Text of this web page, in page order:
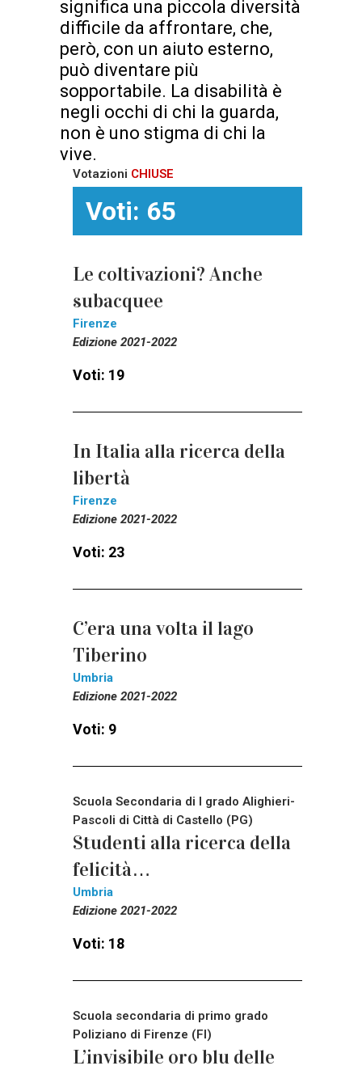
significa una piccola diversità
difficile da affrontare, che,
però, con un aiuto esterno,
può diventare più
sopportabile. La disabilità è
negli occhi di chi la guarda,
non è uno stigma di chi la
vive.
Votazioni CHIUSE
Voti: 65
Le coltivazioni? Anche
subacquee
Firenze
Edizione 2021-2022
Voti: 19
In Italia alla ricerca della
libertà
Firenze
Edizione 2021-2022
Voti: 23
C’era una volta il lago
Tiberino
Umbria
Edizione 2021-2022
Voti: 9
Scuola Secondaria di I grado Alighieri-
Pascoli di Città di Castello (PG)
Studenti alla ricerca della
felicità…
Umbria
Edizione 2021-2022
Voti: 18
Scuola secondaria di primo grado
Poliziano di Firenze (FI)
L’invisibile oro blu delle